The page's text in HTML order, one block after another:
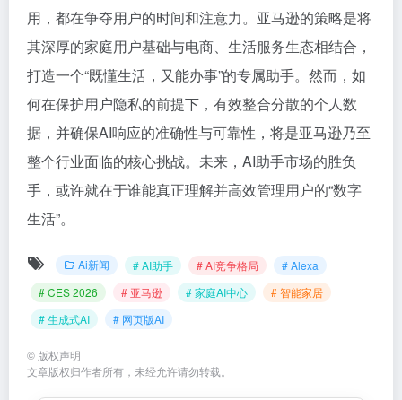
用，都在争夺用户的时间和注意力。亚马逊的策略是将
其深厚的家庭用户基础与电商、生活服务生态相结合，
打造一个“既懂生活，又能办事”的专属助手。然而，如
何在保护用户隐私的前提下，有效整合分散的个人数
据，并确保AI响应的准确性与可靠性，将是亚马逊乃至
整个行业面临的核心挑战。未来，AI助手市场的胜负
手，或许就在于谁能真正理解并高效管理用户的“数字
生活”。
Ai新闻 # AI助手 # AI竞争格局
# Alexa
# CES 2026
# 亚马逊 # 家庭AI中心
# 智能家居
# 生成式AI
# 网页版AI
© 版权声明
文章版权归作者所有，未经允许请勿转载。